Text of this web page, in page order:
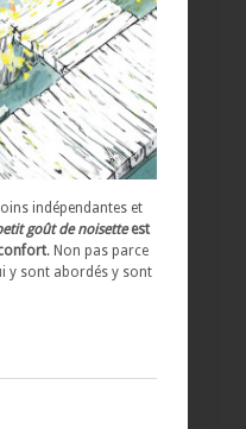
indépendantes et
goût de noisetteest
. Non pas parce
y sont abordés y sont